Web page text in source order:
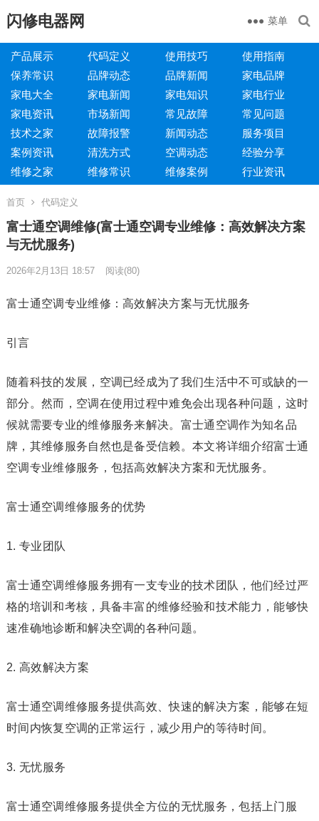
闪修电器网 菜单
产品展示 代码定义 使用技巧
使用指南
保养常识
品牌动态 品牌新闻
家电品牌
家电大全
家电新闻 家电知识
家电行业
家电资讯
市场新闻 常见故障
常见问题
技术之家
故障报警 新闻动态
服务项目
案例资讯
清洗方式 空调动态
经验分享
维修之家
维修常识 维修案例 行业资讯
首页 代码定义
富士通空调维修(富士通空调专业维修：高效解决方案
与无忧服务)
2026年2月13日 18:57 阅读(80)
富士通空调专业维修：高效解决方案与无忧服务
引言
随着科技的发展，空调已经成为了我们生活中不可或缺的一
部分。然而，空调在使用过程中难免会出现各种问题，这时
候就需要专业的维修服务来解决。富士通空调作为知名品
牌，其维修服务自然也是备受信赖。本文将详细介绍富士通
空调专业维修服务，包括高效解决方案和无忧服务。
富士通空调维修服务的优势
1. 专业团队
富士通空调维修服务拥有一支专业的技术团队，他们经过严
格的培训和考核，具备丰富的维修经验和技术能力，能够快
速准确地诊断和解决空调的各种问题。
2. 高效解决方案
富士通空调维修服务提供高效、快速的解决方案，能够在短
时间内恢复空调的正常运行，减少用户的等待时间。
3. 无忧服务
富士通空调维修服务提供全方位的无忧服务，包括上门服